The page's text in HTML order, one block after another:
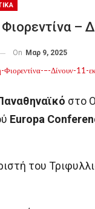
–
On Μαρ 9, 2025
στο
Europa
του